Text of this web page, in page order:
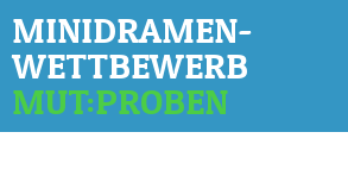
MINIDRAMEN-
WETTBEWERB
MUT:PROBEN